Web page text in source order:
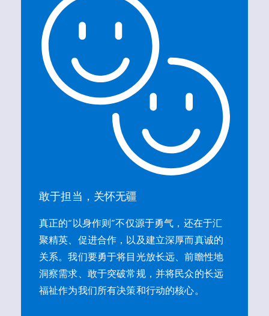
敢于担当，关怀无疆
真正的“以身作则”不仅源于勇气，还在于汇
聚精英、促进合作，以及建立深厚而真诚的
关系。我们要勇于将目光放长远、前瞻性地
洞察需求、敢于突破常规，并将民众的长远
福祉作为我们所有决策和行动的核心。